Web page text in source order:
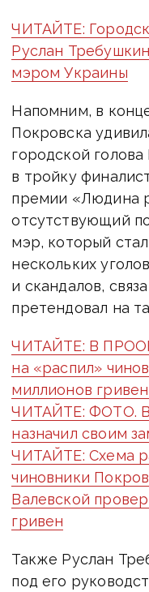
ЧИТАЙТЕ:
Руслан
мэром Украины
Напомним, в
Покровска
городской
в тройку
премии «Людина
отсутствующий
мэр, который
нескольких
и скандалов,
претендовал на
ЧИТАЙТЕ: В
на «распил»
миллионов
ЧИТАЙТЕ: ФОТО.
назначил своим
ЧИТАЙТЕ: Схема
чиновники
Валевской
гривен
Также Руслан
под его